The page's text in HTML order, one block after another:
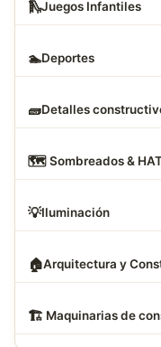
🛝Juegos Infantiles
🏊Deportes
🧱Detalles
🗺 Sombreados &
💡Iluminación
🏠Arquitectura y
🏗 Maquinarias de